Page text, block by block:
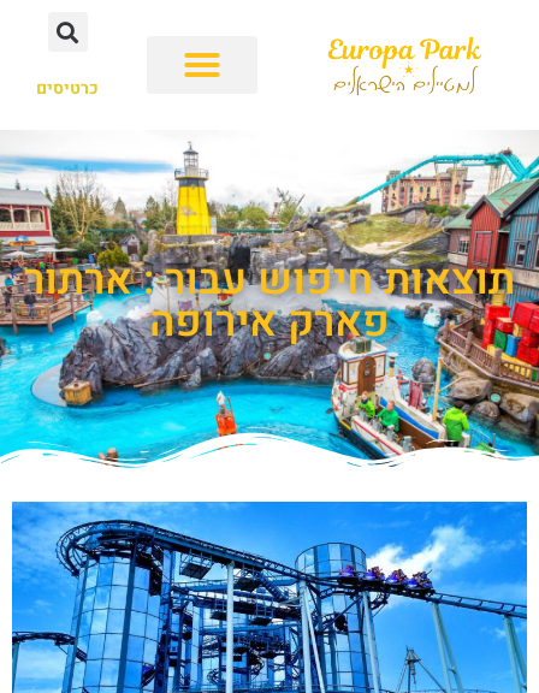
כרטיסים
תוצאות חיפוש עבור : ארתור
פארק אירופה